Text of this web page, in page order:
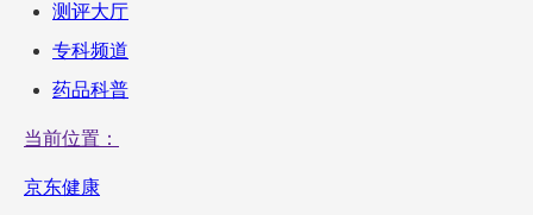
测评大厅
专科频道
药品科普
当前位置：
京东健康